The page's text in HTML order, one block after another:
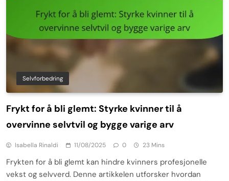
Selvforbedring
Frykt for å bli glemt: Styrke kvinner til å
overvinne selvtvil og bygge varige arv
Isabella Rinaldi 11/08/2025 0 23 Mins
Frykten for å bli glemt kan hindre kvinners profesjonelle
vekst og selvverd. Denne artikkelen utforsker hvordan